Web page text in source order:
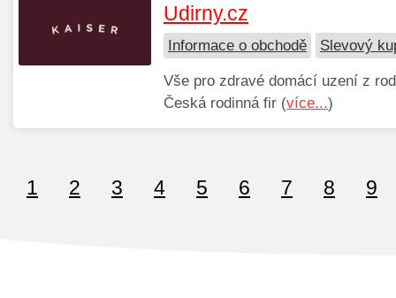
Udirny.cz
Informace o obchodě Slevový
Vše pro zdravé domácí uzení z
Česká rodinná fir (více...)
1 2 3 4 5 6 7 8 9